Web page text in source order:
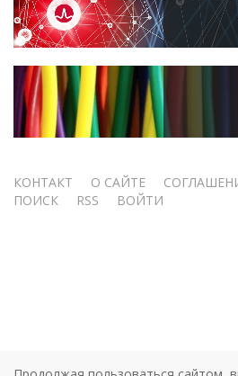
Меню
КОНТАКТ О САЙТЕ
ПОИСК
RSS ВОЙТИ